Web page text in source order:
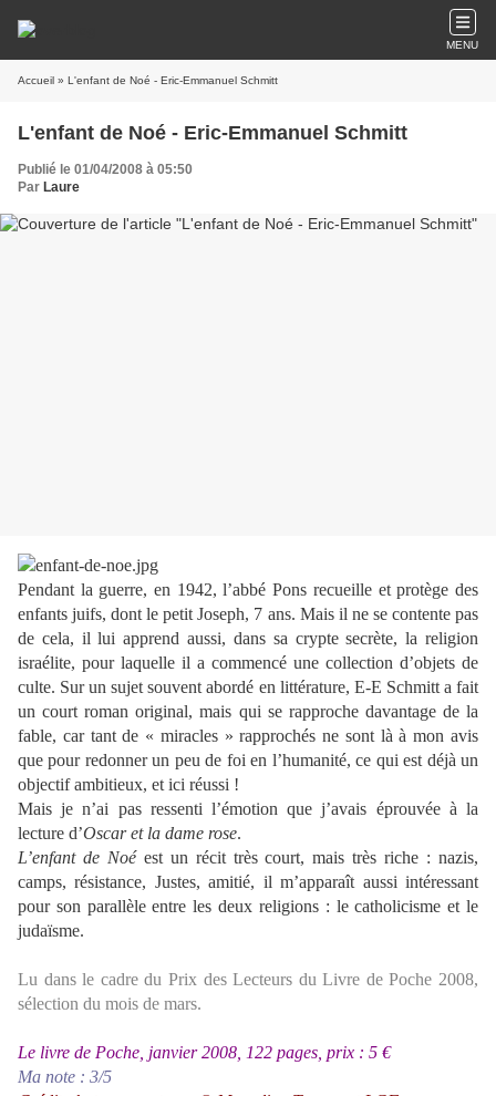
MENU
Accueil » L'enfant de Noé - Eric-Emmanuel Schmitt
L'enfant de Noé - Eric-Emmanuel Schmitt
Publié le 01/04/2008 à 05:50
Par Laure
Pendant la guerre, en 1942, l’abbé Pons recueille et protège des
enfants juifs, dont le petit Joseph, 7 ans. Mais il ne se contente pas
de cela, il lui apprend aussi, dans sa crypte secrète, la religion
israélite, pour laquelle il a commencé une collection d’objets de
culte. Sur un sujet souvent abordé en littérature, E-E Schmitt a fait
un court roman original, mais qui se rapproche davantage de la
fable, car tant de « miracles » rapprochés ne sont là à mon avis
que pour redonner un peu de foi en l’humanité, ce qui est déjà un
objectif ambitieux, et ici réussi !
Mais je n’ai pas ressenti l’émotion que j’avais éprouvée à la
lecture d’Oscar et la dame rose.
L’enfant de Noéest un récit très court, mais très riche : nazis,
camps, résistance, Justes, amitié, il m’apparaît aussi intéressant
pour son parallèle entre les deux religions : le catholicisme et le
judaïsme.
Lu dans le cadre du Prix des Lecteurs du Livre de Poche 2008,
sélection du mois de mars.
Le livre de Poche, janvier 2008, 122 pages, prix : 5 €
Ma note : 3/5